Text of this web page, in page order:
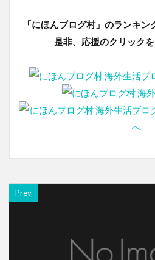
「にほんブログ村」のランキン
是非、応援のクリックを
Prev